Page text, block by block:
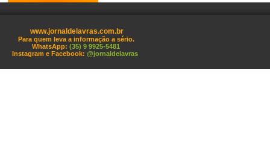
www.jornaldelavras.com.br
Para quem leva a informação a sério.
WhatsApp: (35) 9 9925-5481
Instagram e Facebook: @jornaldelavras